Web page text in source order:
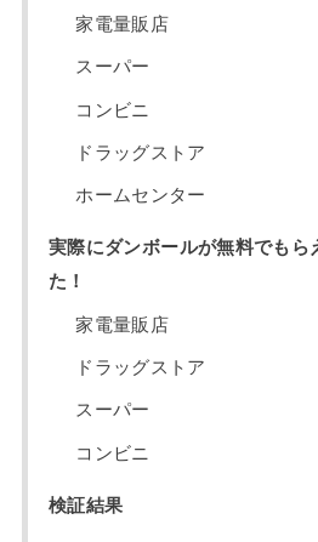
家電量販店
スーパー
コンビニ
ドラッグストア
ホームセンター
実際にダンボールが無料でもら
た！
家電量販店
ドラッグストア
スーパー
コンビニ
検証結果